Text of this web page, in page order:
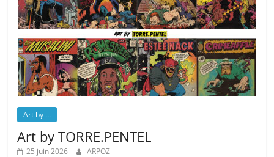
Art by ...
Art by TORRE.PENTEL
25 juin 2026 ARPOZ